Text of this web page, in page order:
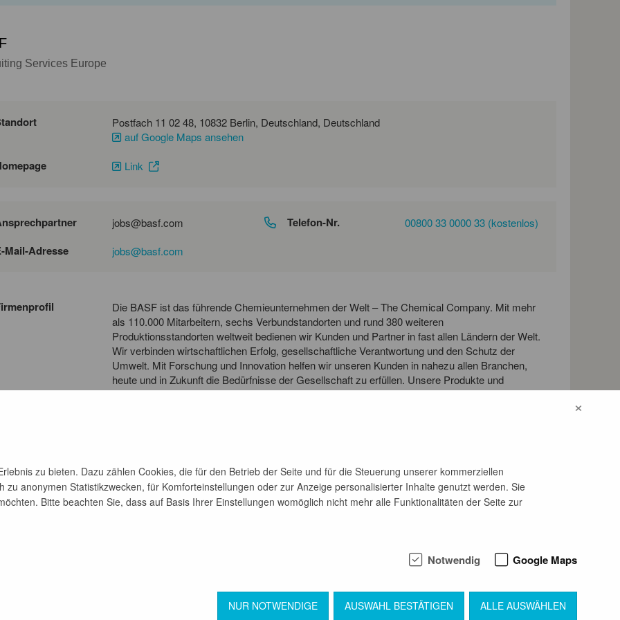
Services Europe
Postfach 11 02 48, 10832 Berlin, Deutschland, Deutschland
auf Google Maps ansehen
Link
jobs@basf.com Telefon-Nr. 00800 33 0000 33 (kostenlos)
Mail-Adresse jobs@basf.com
Die BASF ist das führende Chemieunternehmen der Welt – The Chemical Company. Mit mehr
als 110.000 Mitarbeitern, sechs Verbundstandorten und rund 380 weiteren
Produktionsstandorten weltweit bedienen wir Kunden und Partner in fast allen Ländern der Welt.
Wir verbinden wirtschaftlichen Erfolg, gesellschaftliche Verantwortung und den Schutz der
Umwelt. Mit Forschung und Innovation helfen wir unseren Kunden in nahezu allen Branchen,
heute und in Zukunft die Bedürfnisse der Gesellschaft zu erfüllen. Unsere Produkte und
Systemlösungen tragen dazu bei, Ressourcen zu schonen, gesunde Ernährung und
zurück
×
zu bieten. Dazu zählen Cookies, die für den Betrieb der Seite und für die Steuerung unserer kommerziellen
anonymen Statistikzwecken, für Komforteinstellungen oder zur Anzeige personalisierter Inhalte genutzt werden. Sie
Bitte beachten Sie, dass auf Basis Ihrer Einstellungen womöglich nicht mehr alle Funktionalitäten der Seite zur
Notwendig Google Maps
NUR NOTWENDIGE AUSWAHL BESTÄTIGEN ALLE AUSWÄHLEN